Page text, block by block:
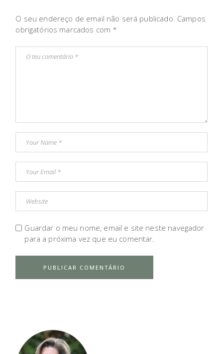
O seu endereço de email não será publicado. Campos
obrigatórios marcados com *
Guardar o meu nome, email e site neste navegador
para a próxima vez que eu comentar.
PUBLICAR COMENTÁRIO